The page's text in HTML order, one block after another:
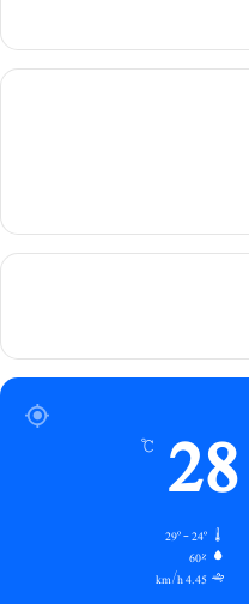
28
℃
29º - 24º
60%
4.45 km/h